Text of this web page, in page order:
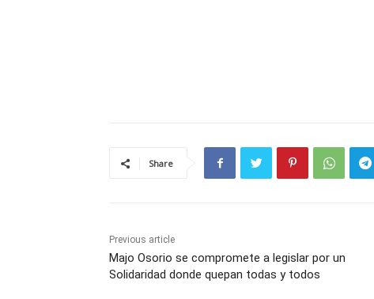
Share
Previous article
Majo Osorio se compromete a legislar por un
Solidaridad donde quepan todas y todos